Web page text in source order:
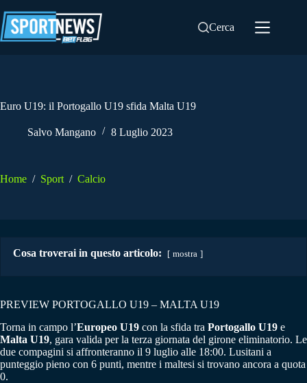
al
contenuto
Cerca
Euro U19: il Portogallo U19 sfida Malta U19
Salvo Mangano 8 Luglio 2023
Home / Sport / Calcio
Cosa troverai in questo articolo: mostra
PREVIEW PORTOGALLO U19 – MALTA U19
Torna in campo l’Europeo U19 con la sfida tra Portogallo U19 e
Malta U19, gara valida per la terza giornata del girone eliminatorio. Le
due compagini si affronteranno il 9 luglio alle 18:00. Lusitani a
punteggio pieno con 6 punti, mentre i maltesi si trovano ancora a quota
0.